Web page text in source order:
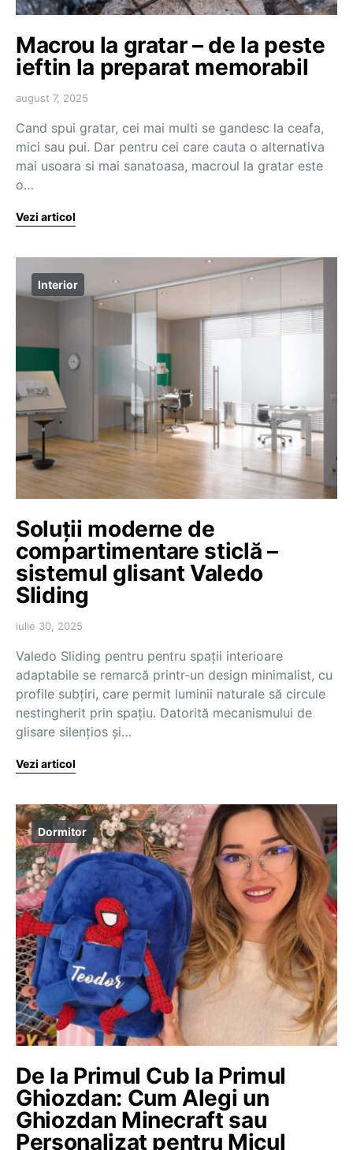
Macrou la gratar – de la peste
ieftin la preparat memorabil
august 7, 2025
Cand spui gratar, cei mai multi se gandesc la ceafa,
mici sau pui. Dar pentru cei care cauta o alternativa
mai usoara si mai sanatoasa, macroul la gratar este
o…
Vezi articol
Interior
Soluții moderne de
compartimentare sticlă –
sistemul glisant Valedo
Sliding
iulie 30, 2025
Valedo Sliding pentru pentru spații interioare
adaptabile se remarcă printr-un design minimalist, cu
profile subțiri, care permit luminii naturale să circule
nestingherit prin spațiu. Datorită mecanismului de
glisare silențios și…
Vezi articol
Dormitor
De la Primul Cub la Primul
Ghiozdan: Cum Alegi un
Ghiozdan Minecraft sau
Personalizat pentru Micul